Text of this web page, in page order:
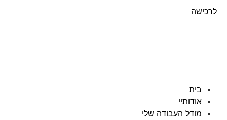
לרכישה
בית
אודותיי
מודל העבודה שלי